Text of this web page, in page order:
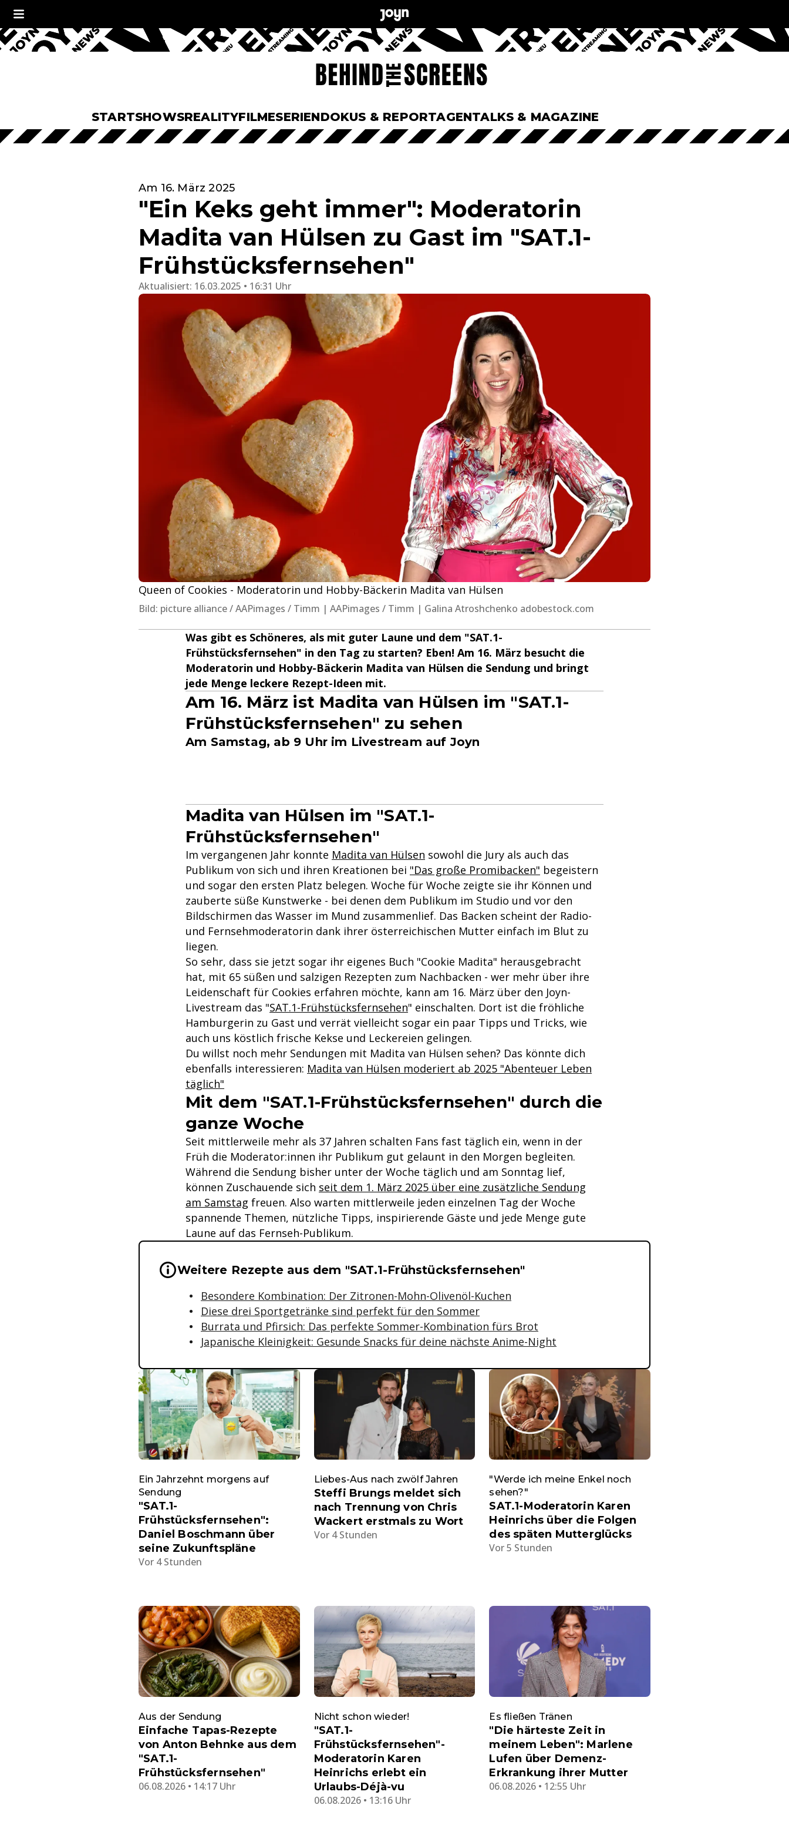
STARTSHOWSREALITYFILMESERIENDOKUS & REPORTAGENTALKS & MAGAZINE
Am 16. März 2025
"Ein Keks geht immer": Moderatorin
Madita van Hülsen zu Gast im "SAT.1-
Frühstücksfernsehen"
Aktualisiert: 16.03.2025 • 16:31 Uhr
Queen of Cookies - Moderatorin und Hobby-Bäckerin Madita van Hülsen
Bild: picture alliance / AAPimages / Timm | AAPimages / Timm | Galina Atroshchenko adobestock.com
Was gibt es Schöneres, als mit guter Laune und dem "SAT.1-
Frühstücksfernsehen" in den Tag zu starten? Eben! Am 16. März besucht die
Moderatorin und Hobby-Bäckerin Madita van Hülsen die Sendung und bringt
jede Menge leckere Rezept-Ideen mit.
Am 16. März ist Madita van Hülsen im "SAT.1-
Frühstücksfernsehen" zu sehen
Am Samstag, ab 9 Uhr im Livestream auf Joyn
Madita van Hülsen im "SAT.1-
Frühstücksfernsehen"
Im vergangenen Jahr konnte Madita van Hülsen sowohl die Jury als auch das
Publikum von sich und ihren Kreationen bei "Das große Promibacken" begeistern
und sogar den ersten Platz belegen. Woche für Woche zeigte sie ihr Können und
zauberte süße Kunstwerke - bei denen dem Publikum im Studio und vor den
Bildschirmen das Wasser im Mund zusammenlief. Das Backen scheint der Radio-
und Fernsehmoderatorin dank ihrer österreichischen Mutter einfach im Blut zu
liegen.
So sehr, dass sie jetzt sogar ihr eigenes Buch "Cookie Madita" herausgebracht
hat, mit 65 süßen und salzigen Rezepten zum Nachbacken - wer mehr über ihre
Leidenschaft für Cookies erfahren möchte, kann am 16. März über den Joyn-
Livestream das "SAT.1-Frühstücksfernsehen" einschalten. Dort ist die fröhliche
Hamburgerin zu Gast und verrät vielleicht sogar ein paar Tipps und Tricks, wie
auch uns köstlich frische Kekse und Leckereien gelingen.
Du willst noch mehr Sendungen mit Madita van Hülsen sehen? Das könnte dich
ebenfalls interessieren: Madita van Hülsen moderiert ab 2025 "Abenteuer Leben
täglich"
Mit dem "SAT.1-Frühstücksfernsehen" durch die
ganze Woche
Seit mittlerweile mehr als 37 Jahren schalten Fans fast täglich ein, wenn in der
Früh die Moderator:innen ihr Publikum gut gelaunt in den Morgen begleiten.
Während die Sendung bisher unter der Woche täglich und am Sonntag lief,
können Zuschauende sich seit dem 1. März 2025 über eine zusätzliche Sendung
am Samstag freuen. Also warten mittlerweile jeden einzelnen Tag der Woche
spannende Themen, nützliche Tipps, inspirierende Gäste und jede Menge gute
Laune auf das Fernseh-Publikum.
Wichtige Hinweise & Informationen zum Inhalt
Weitere Rezepte aus dem "SAT.1-Frühstücksfernsehen"
Besondere Kombination: Der Zitronen-Mohn-Olivenöl-Kuchen
Diese drei Sportgetränke sind perfekt für den Sommer
Burrata und Pfirsich: Das perfekte Sommer-Kombination fürs Brot
Japanische Kleinigkeit: Gesunde Snacks für deine nächste Anime-Night
Ein Jahrzehnt morgens auf
Sendung
"SAT.1-
Frühstücksfernsehen":
Daniel Boschmann über
seine Zukunftspläne
Vor 4 Stunden
Liebes-Aus nach zwölf Jahren
Steffi Brungs meldet sich
nach Trennung von Chris
Wackert erstmals zu Wort
Vor 4 Stunden
"Werde ich meine Enkel noch
sehen?"
SAT.1-Moderatorin Karen
Heinrichs über die Folgen
des späten Mutterglücks
Vor 5 Stunden
Aus der Sendung
Einfache Tapas-Rezepte
von Anton Behnke aus dem
"SAT.1-
Frühstücksfernsehen"
06.08.2026 • 14:17 Uhr
Nicht schon wieder!
"SAT.1-
Frühstücksfernsehen"-
Moderatorin Karen
Heinrichs erlebt ein
Urlaubs-Déjà-vu
06.08.2026 • 13:16 Uhr
Es fließen Tränen
"Die härteste Zeit in
meinem Leben": Marlene
Lufen über Demenz-
Erkrankung ihrer Mutter
06.08.2026 • 12:55 Uhr